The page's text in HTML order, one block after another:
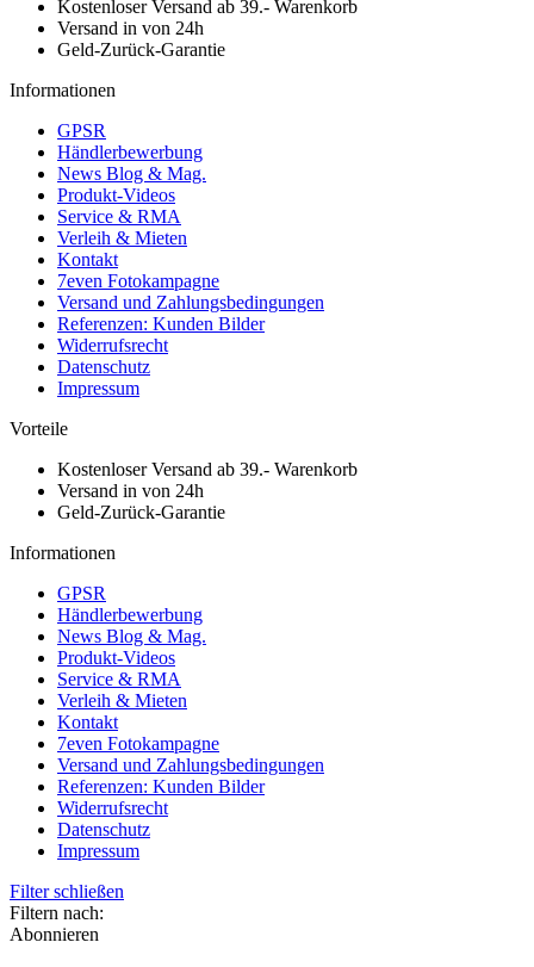
Kostenloser Versand ab 39.- Warenkorb
Versand in von 24h
Geld-Zurück-Garantie
Informationen
GPSR
Händlerbewerbung
News Blog & Mag.
Produkt-Videos
Service & RMA
Verleih & Mieten
Kontakt
7even Fotokampagne
Versand und Zahlungsbedingungen
Referenzen: Kunden Bilder
Widerrufsrecht
Datenschutz
Impressum
Vorteile
Kostenloser Versand ab 39.- Warenkorb
Versand in von 24h
Geld-Zurück-Garantie
Informationen
GPSR
Händlerbewerbung
News Blog & Mag.
Produkt-Videos
Service & RMA
Verleih & Mieten
Kontakt
7even Fotokampagne
Versand und Zahlungsbedingungen
Referenzen: Kunden Bilder
Widerrufsrecht
Datenschutz
Impressum
Filter schließen
Filtern nach:
Abonnieren